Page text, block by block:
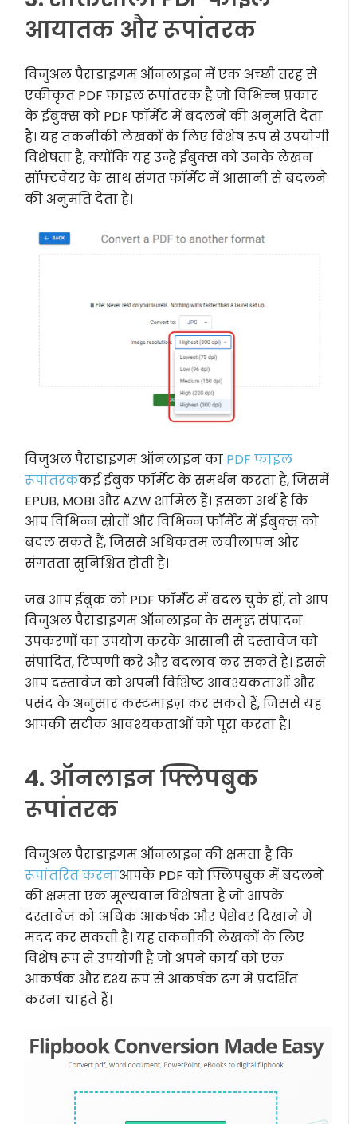
आयातक और रूपांतरक
विजुअल पैराडाइगम ऑनलाइन में एक अच्छी तरह से
एकीकृत PDF फाइल रूपांतरक है जो विभिन्न प्रकार
के ईबुक्स को PDF फॉर्मेट में बदलने की अनुमति देता
है। यह तकनीकी लेखकों के लिए विशेष रूप से उपयोगी
विशेषता है, क्योंकि यह उन्हें ईबुक्स को उनके लेखन
सॉफ्टवेयर के साथ संगत फॉर्मेट में आसानी से बदलने
की अनुमति देता है।
विजुअल पैराडाइगम ऑनलाइन का PDF फाइल
रूपांतरककई ईबुक फॉर्मेट के समर्थन करता है, जिसमें
EPUB, MOBI और AZW शामिल हैं। इसका अर्थ है कि
आप विभिन्न स्रोतों और विभिन्न फॉर्मेट में ईबुक्स को
बदल सकते हैं, जिससे अधिकतम लचीलापन और
संगतता सुनिश्चित होती है।
जब आप ईबुक को PDF फॉर्मेट में बदल चुके हों, तो आप
विजुअल पैराडाइगम ऑनलाइन के समृद्ध संपादन
उपकरणों का उपयोग करके आसानी से दस्तावेज को
संपादित, टिप्पणी करें और बदलाव कर सकते हैं। इससे
आप दस्तावेज को अपनी विशिष्ट आवश्यकताओं और
पसंद के अनुसार कस्टमाइज़ कर सकते हैं, जिससे यह
आपकी सटीक आवश्यकताओं को पूरा करता है।
4. ऑनलाइन फ्लिपबुक
रूपांतरक
विजुअल पैराडाइगम ऑनलाइन की क्षमता है कि
रूपांतरित करनाआपके PDF को फ्लिपबुक में बदलने
की क्षमता एक मूल्यवान विशेषता है जो आपके
दस्तावेज को अधिक आकर्षक और पेशेवर दिखाने में
मदद कर सकती है। यह तकनीकी लेखकों के लिए
विशेष रूप से उपयोगी है जो अपने कार्य को एक
आकर्षक और दृश्य रूप से आकर्षक ढंग में प्रदर्शित
करना चाहते हैं।